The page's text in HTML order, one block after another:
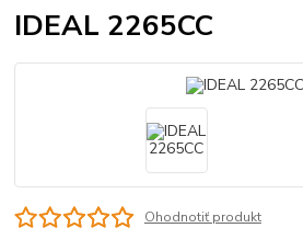
IDEAL 2265CC
Ohodnotiť produkt